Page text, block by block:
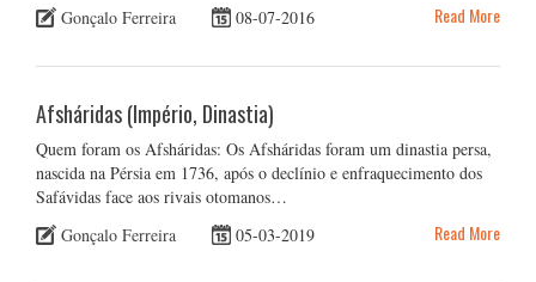
Gonçalo Ferreira
08-07-2016 Read More
Afsháridas (Império, Dinastia)
Quem foram os Afsháridas: Os Afsháridas foram um dinastia persa,
nascida na Pérsia em 1736, após o declínio e enfraquecimento dos
Safávidas face aos rivais otomanos…
Gonçalo Ferreira
05-03-2019 Read More